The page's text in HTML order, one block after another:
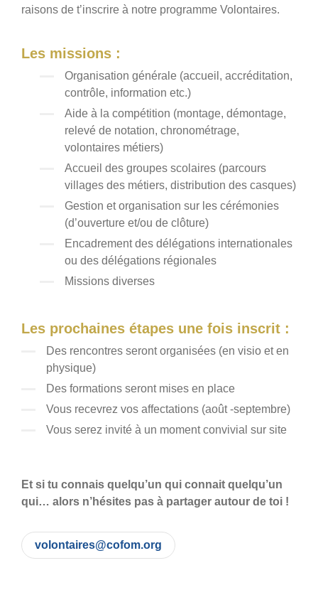
raisons de t’inscrire à notre programme Volontaires.
Les missions :
Organisation générale (accueil, accréditation,
contrôle, information etc.)
Aide à la compétition (montage, démontage,
relevé de notation, chronométrage,
volontaires métiers)
Accueil des groupes scolaires (parcours
villages des métiers, distribution des casques)
Gestion et organisation sur les cérémonies
(d’ouverture et/ou de clôture)
Encadrement des délégations internationales
ou des délégations régionales
Missions diverses
Les prochaines étapes une fois inscrit :
Des rencontres seront organisées (en visio et en
physique)
Des formations seront mises en place
Vous recevrez vos affectations (août -septembre)
Vous serez invité à un moment convivial sur site
Et si tu connais quelqu’un qui connait quelqu’un
qui… alors n’hésites pas à partager autour de toi !
volontaires@cofom.org